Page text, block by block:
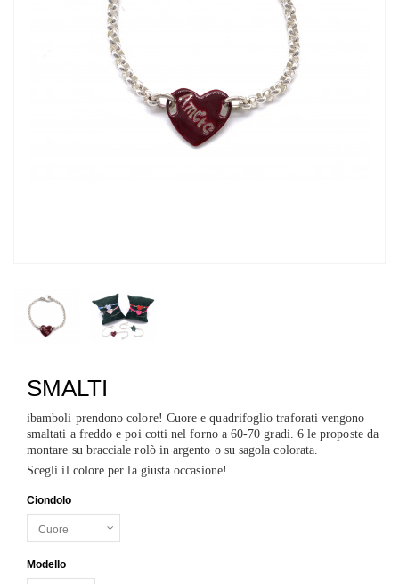
SMALTI
ibamboli prendono colore! Cuore e quadrifoglio traforati vengono
smaltati a freddo e poi cotti nel forno a 60-70 gradi. 6 le proposte da
montare su bracciale rolò in argento o su sagola colorata.
Scegli il colore per la giusta occasione!
Ciondolo
Modello